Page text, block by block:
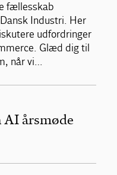
fællesskab
Industri. Her
udfordringer
Glæd dig til
når vi…
AI årsmøde